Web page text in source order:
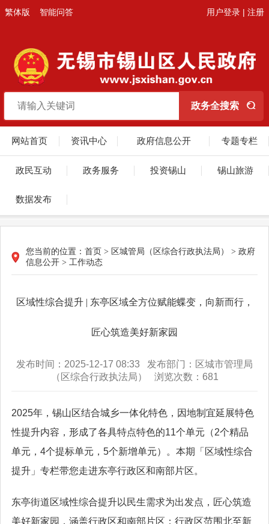
繁体版 智能问答 用户登录 | 注册
网站首页 资讯中心 政府信息公开 专题专栏
政民互动 政务服务 投资锡山 锡山旅游
数据发布
您当前的位置： 首页 > 区城管局（区综合行政执法局） > 政府
信息公开 > 工作动态
区域性综合提升 | 东亭区域全方位赋能蝶变，向新而行，
匠心筑造美好新家园
发布时间：2025-12-17 08:33 发布部门：区城市管理局
（区综合行政执法局） 浏览次数： 681
2025年，锡山区结合城乡一体化特色，因地制宜延展特色
性提升内容，形成了各具特点特色的11个单元（2个精品
单元，4个提标单元，5个新增单元）。本期「区域性综合
提升」专栏带您走进东亭行政区和南部片区。
东亭街道区域性综合提升以民生需求为出发点，匠心筑造
美好新家园，涵盖行政区和南部片区：行政区范围北至新